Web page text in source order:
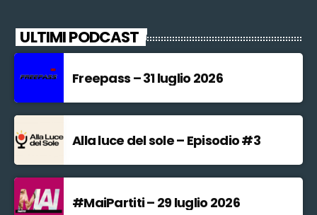
ULTIMI PODCAST
Freepass – 31 luglio 2026
Alla luce del sole – Episodio #3
#MaiPartiti – 29 luglio 2026